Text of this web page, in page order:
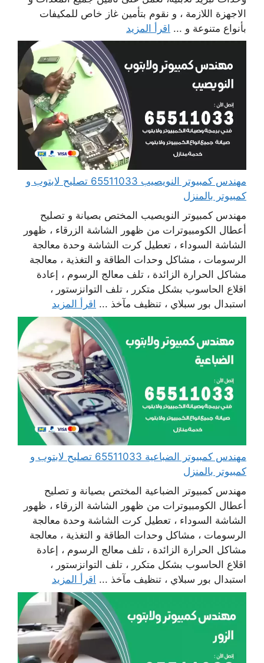
الاجهزة اللازمة ، و نقوم بتأمين غاز خاص للمكيفات
بأنواع متنوعة و ... اقرأ المزيد
مهندس كمبيوتر النويصيب 65511033 تصليح لابتوب و
كمبيوتر بالمنزل
مهندس كمبيوتر النويصيب المختص بصيانة و تصليح
أعطال الكومبيوترات من ظهور الشاشة الزرقاء ، ظهور
الشاشة السوداء ، تعطيل كرت الشاشة وحدة معالجة
الرسومات ، مشاكل وحدات الطاقة و التغذية ، معالجة
مشاكل الحرارة الزائدة ، تلف معالج الرسوم ، إعادة
اقلاع الحاسوب بشكل متكرر ، تلف التوانزستور ،
استبدال بور سبلاي ، تنظيف مآخذ ... اقرأ المزيد
مهندس كمبيوتر الضباعية 65511033 تصليح لابتوب و
كمبيوتر بالمنزل
مهندس كمبيوتر الضباعية المختص بصيانة و تصليح
أعطال الكومبيوترات من ظهور الشاشة الزرقاء ، ظهور
الشاشة السوداء ، تعطيل كرت الشاشة وحدة معالجة
الرسومات ، مشاكل وحدات الطاقة و التغذية ، معالجة
مشاكل الحرارة الزائدة ، تلف معالج الرسوم ، إعادة
اقلاع الحاسوب بشكل متكرر ، تلف التوانزستور ،
استبدال بور سبلاي ، تنظيف مآخذ ... اقرأ المزيد